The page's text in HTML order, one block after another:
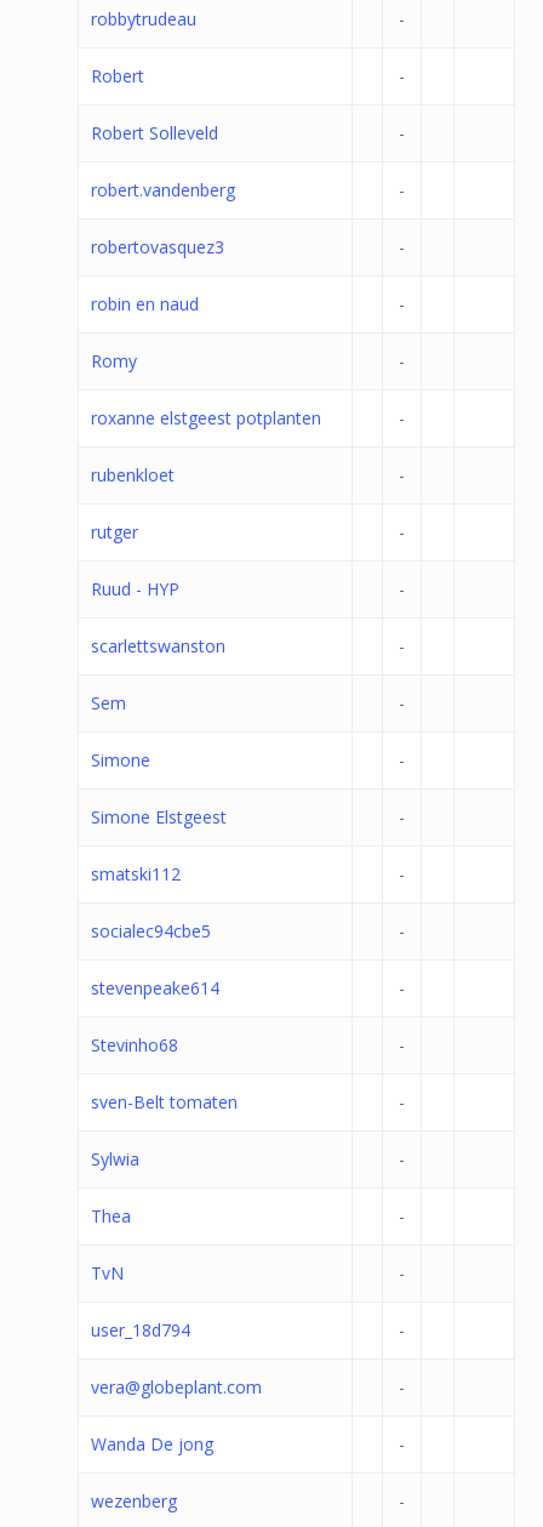
robbytrudeau -
Robert -
Robert Solleveld -
robert.vandenberg -
robertovasquez3 -
robin en naud -
Romy -
roxanne elstgeest potplanten -
rubenkloet -
rutger -
Ruud - HYP -
scarlettswanston -
Sem -
Simone -
Simone Elstgeest -
smatski112 -
socialec94cbe5 -
stevenpeake614 -
Stevinho68 -
sven-Belt tomaten -
Sylwia -
Thea -
TvN -
user_18d794 -
vera@globeplant.com -
Wanda De jong -
wezenberg -